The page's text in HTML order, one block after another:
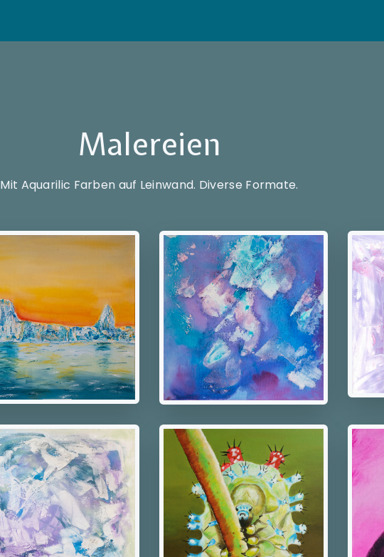
Malereien
Mit Aquarilic Farben auf Leinwand. Diverse Formate.